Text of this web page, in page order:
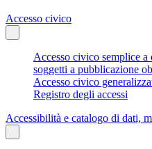
Accesso civico
Accesso civico semplice
soggetti a pubblicazione
Accesso civico
Registro degli accessi
Accessibilità e catalogo di dati,